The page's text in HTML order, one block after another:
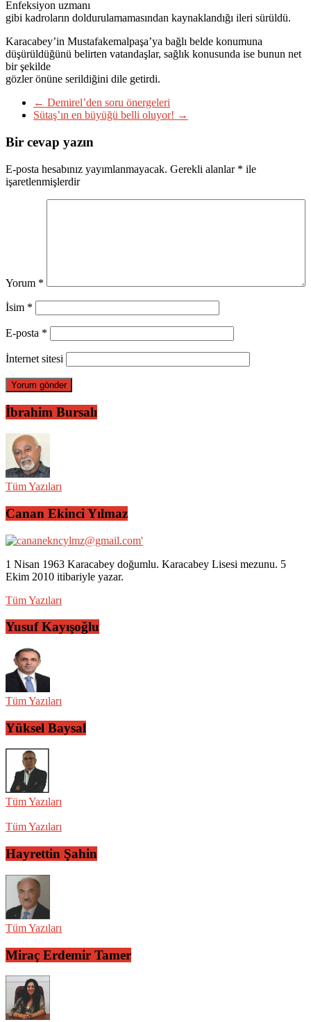
Enfeksiyon uzmanı
gibi kadroların doldurulamamasından kaynaklandığı ileri sürüldü.
Karacabey’in Mustafakemalpaşa’ya bağlı belde konumuna
düşürüldüğünü belirten vatandaşlar, sağlık konusunda ise bunun net
bir şekilde
gözler önüne serildiğini dile getirdi.
← Demirel’den soru önergeleri
Sütaş’ın en büyüğü belli oluyor! →
Bir cevap yazın
E-posta hesabınız yayımlanmayacak. Gerekli alanlar * ile
işaretlenmişlerdir
Yorum *
İsim *
E-posta *
İnternet sitesi
İbrahim Bursalı
Tüm Yazıları
Canan Ekinci Yılmaz
1 Nisan 1963 Karacabey doğumlu. Karacabey Lisesi mezunu. 5
Ekim 2010 itibariyle yazar.
Tüm Yazıları
Yusuf Kayışoğlu
Tüm Yazıları
Yüksel Baysal
Tüm Yazıları
Tüm Yazıları
Hayrettin Şahin
Tüm Yazıları
Miraç Erdemir Tamer